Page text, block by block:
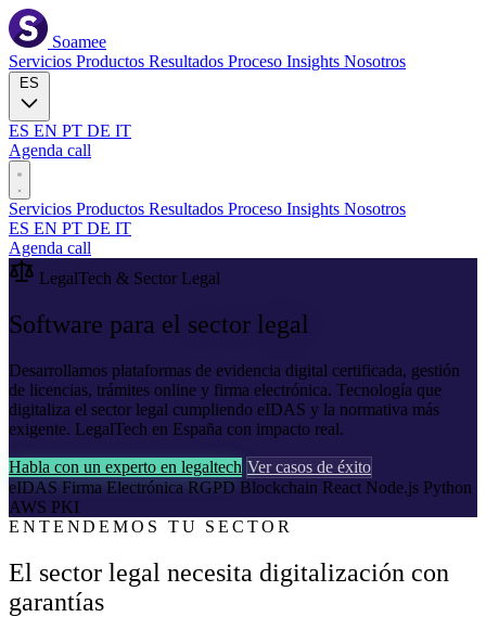
Soamee
Servicios Productos Resultados Proceso Insights Nosotros
ES EN PT DE IT
Agenda call
Servicios Productos Resultados Proceso Insights Nosotros
ES EN PT DE IT
Agenda call
LegalTech & Sector Legal
Software para el sector legal
Desarrollamos plataformas de evidencia digital certificada, gestión
de licencias, trámites online y firma electrónica. Tecnología que
digitaliza el sector legal cumpliendo eIDAS y la normativa más
exigente. LegalTech en España con impacto real.
Habla con un experto en legaltech Ver casos de éxito
eIDAS Firma Electrónica RGPD Blockchain React Node.js Python
AWS PKI
ENTENDEMOS TU SECTOR
El sector legal necesita digitalización con
garantías